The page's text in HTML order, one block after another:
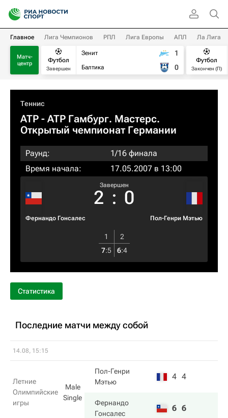
Главное Лига Чемпионов РПЛ Лига Европы АПЛ Ла Лига
Матч-
центр
Футбол
Завершен
Зенит
Балтика
1
0
Футбол
Закончен (П)
Теннис
ATP - ATP Гамбург. Мастерс.
Открытый чемпионат Германии
Раунд:
1/16 финала
Время начала:
17.05.2007 в 13:00
Фернандо Гонсалес
Завершен
2 : 0
Пол-Генри Мэтью
1
2
7:5 6:4
Статистика
Последние матчи между собой
14.08, 15:15
Летние
Олимпийские
игры
Male
Single
Пол-Генри
Мэтью
4 4
Фернандо
Гонсалес
6 6